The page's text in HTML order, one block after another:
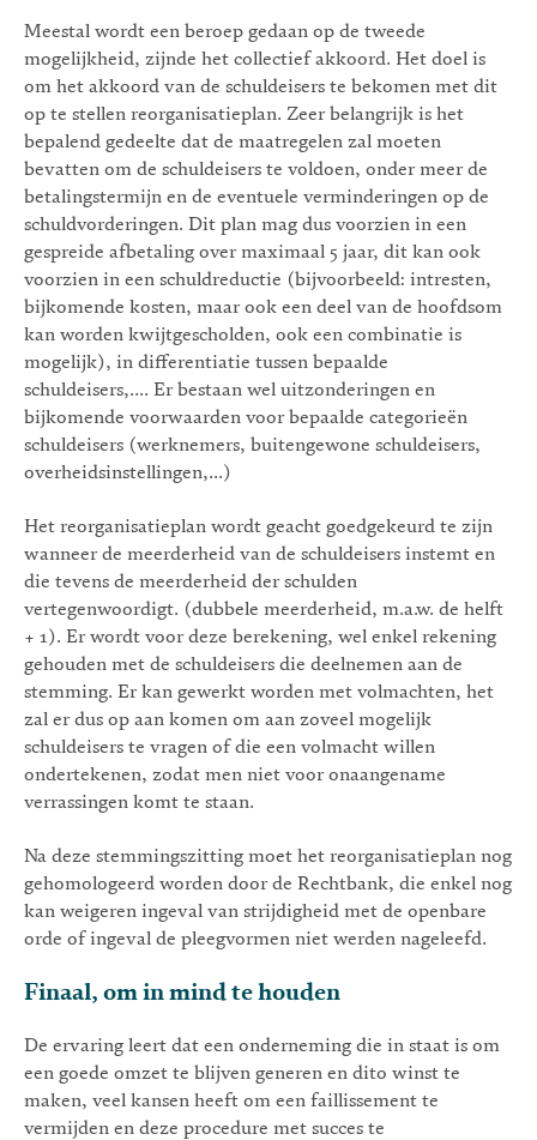
Meestal wordt een beroep gedaan op de tweede
mogelijkheid, zijnde het collectief akkoord. Het doel is
om het akkoord van de schuldeisers te bekomen met dit
op te stellen reorganisatieplan. Zeer belangrijk is het
bepalend gedeelte dat de maatregelen zal moeten
bevatten om de schuldeisers te voldoen, onder meer de
betalingstermijn en de eventuele verminderingen op de
schuldvorderingen. Dit plan mag dus voorzien in een
gespreide afbetaling over maximaal 5 jaar, dit kan ook
voorzien in een schuldreductie (bijvoorbeeld: intresten,
bijkomende kosten, maar ook een deel van de hoofdsom
kan worden kwijtgescholden, ook een combinatie is
mogelijk), in differentiatie tussen bepaalde
schuldeisers,.... Er bestaan wel uitzonderingen en
bijkomende voorwaarden voor bepaalde categorieën
schuldeisers (werknemers, buitengewone schuldeisers,
overheidsinstellingen,...)
Het reorganisatieplan wordt geacht goedgekeurd te zijn
wanneer de meerderheid van de schuldeisers instemt en
die tevens de meerderheid der schulden
vertegenwoordigt. (dubbele meerderheid, m.a.w. de helft
+ 1). Er wordt voor deze berekening, wel enkel rekening
gehouden met de schuldeisers die deelnemen aan de
stemming. Er kan gewerkt worden met volmachten, het
zal er dus op aan komen om aan zoveel mogelijk
schuldeisers te vragen of die een volmacht willen
ondertekenen, zodat men niet voor onaangename
verrassingen komt te staan.
Na deze stemmingszitting moet het reorganisatieplan nog
gehomologeerd worden door de Rechtbank, die enkel nog
kan weigeren ingeval van strijdigheid met de openbare
orde of ingeval de pleegvormen niet werden nageleefd.
Finaal, om in mind te houden
De ervaring leert dat een onderneming die in staat is om
een goede omzet te blijven generen en dito winst te
maken, veel kansen heeft om een faillissement te
vermijden en deze procedure met succes te